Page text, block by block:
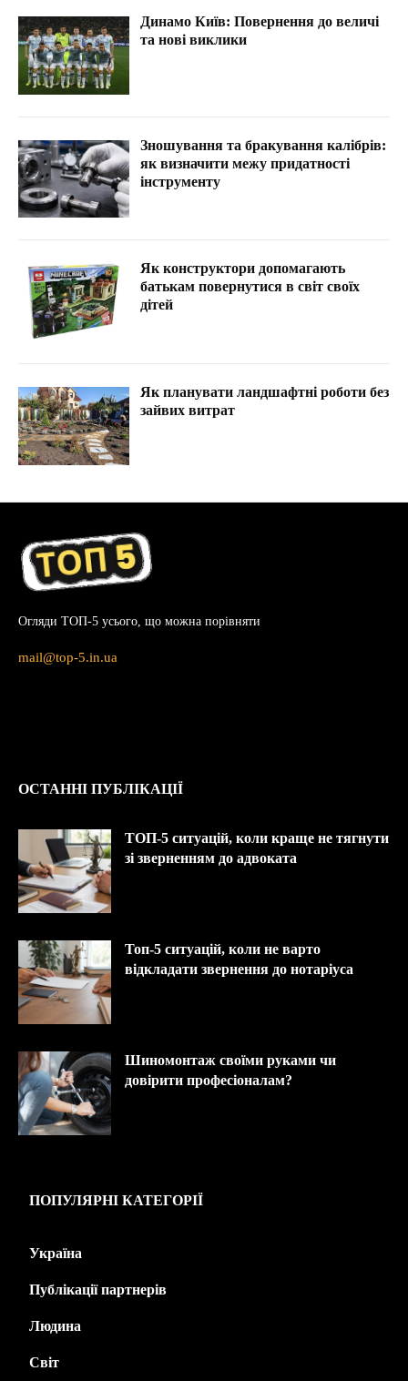
Динамо Київ: Повернення до величі
та нові виклики
Зношування та бракування калібрів:
як визначити межу придатності
інструменту
Як конструктори допомагають
батькам повернутися в світ своїх
дітей
Як планувати ландшафтні роботи без
зайвих витрат
Огляди ТОП-5 усього, що можна порівняти
mail@top-5.in.ua
ОСТАННІ ПУБЛІКАЦІЇ
ТОП-5 ситуацій, коли краще не тягнути
зі зверненням до адвоката
Топ-5 ситуацій, коли не варто
відкладати звернення до нотаріуса
Шиномонтаж своїми руками чи
довірити професіоналам?
ПОПУЛЯРНІ КАТЕГОРІЇ
Україна
Публікації партнерів
Людина
Світ